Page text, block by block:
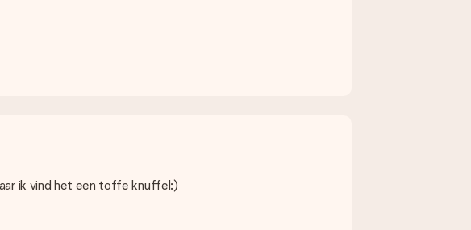
weergegeven op de artikelpagina. Het cadeau dat je wilt bestellen wordt
ik vind het een toffe knuffel:)